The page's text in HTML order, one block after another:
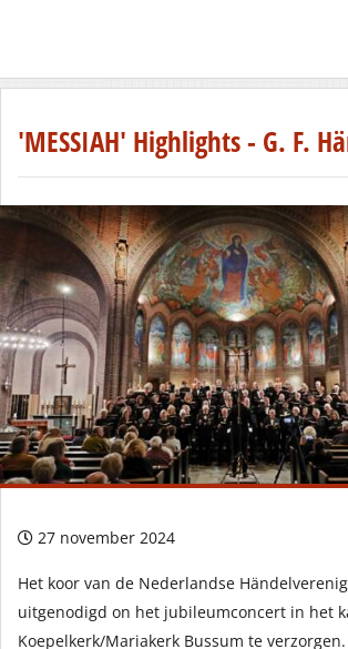
'MESSIAH' Highlights - G. F.
27 november 2024
Het koor van de Nederlandse
uitgenodigd on het jubileumconcert in het
Koepelkerk/Mariakerk Bussum te